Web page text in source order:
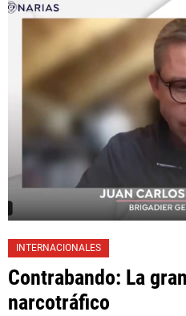
INTERNACIONALES
Contrabando: La
narcotráfico